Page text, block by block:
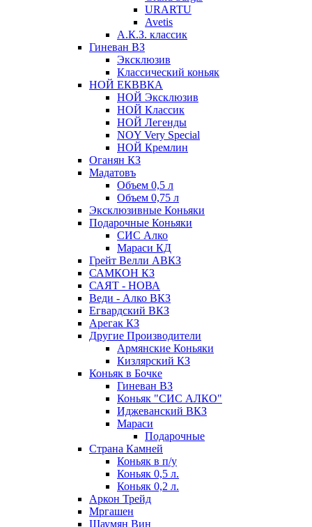
URARTU
Avetis
А.К.З. классик
Гиневан ВЗ
Эксклюзив
Классический коньяк
НОЙ ЕКВВКА
НОЙ Эксклюзив
НОЙ Классик
НОЙ Легенды
NOY Very Speсial
НОЙ Кремлин
Оганян КЗ
Мадатовъ
Объем 0,5 л
Объем 0,75 л
Эксклюзивные Коньяки
Подарочные Коньяки
СИС Алко
Мараси КД
Грейт Велли АВКЗ
САМКОН КЗ
САЯТ - НОВА
Веди - Алко ВКЗ
Егвардский ВКЗ
Арегак КЗ
Другие Производители
Армянские Коньяки
Кизлярский КЗ
Коньяк в Бочке
Гиневан ВЗ
Коньяк "СИС АЛКО"
Иджеванский ВКЗ
Мараси
Подарочные
Страна Камней
Коньяк в п/у
Коньяк 0,5 л.
Коньяк 0,2 л.
Аркон Трейд
Мргашен
Шаумян Вин